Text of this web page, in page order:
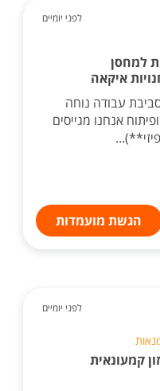
לפני יומיים
למחסן
איקאה
עבודה נוחה
אנחנו מגייסים
הגשת מועמדות
לפני יומיים
קמעונאית